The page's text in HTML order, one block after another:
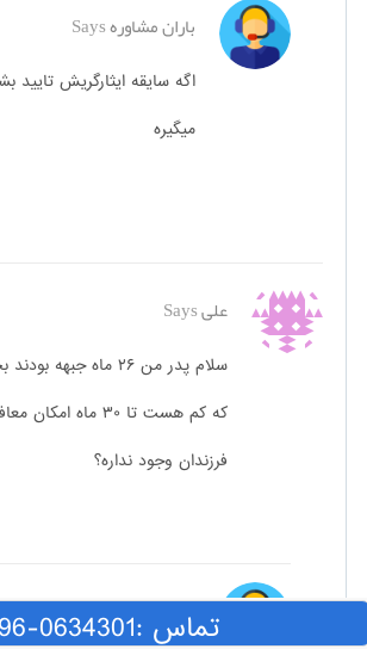
باران مشاورهSays
اگه سایقه ایثارگریش تایید
میگیره
علیSays
که کم هست تا ۳۰ ماه
فرزندان وجود نداره؟
باران مشاورهSays تماس :0634301-0996